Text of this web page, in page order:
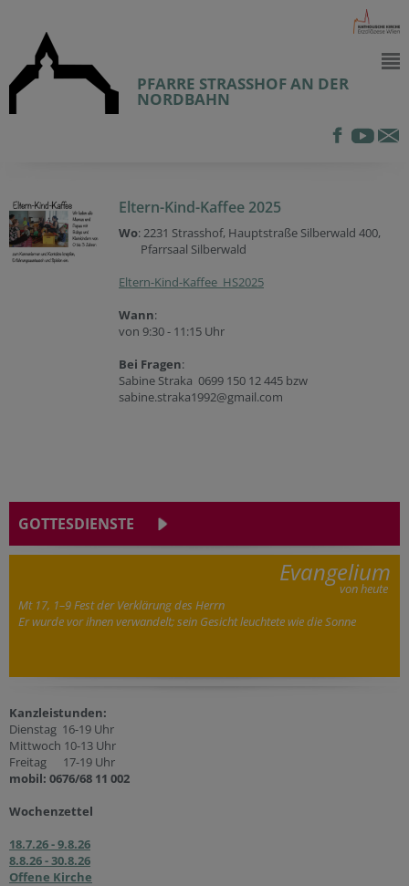
PFARRE STRASSHOF AN DER
NORDBAHN
Eltern-Kind-Kaffee 2025
Wo: 2231 Strasshof, Hauptstraße Silberwald 400,
Pfarrsaal Silberwald
Eltern-Kind-Kaffee_HS2025
Wann:
von 9:30 - 11:15 Uhr
Bei Fragen:
Sabine Straka 0699 150 12 445 bzw
sabine.straka1992@gmail.com
GOTTESDIENSTE
Evangelium
von heute
Mt 17, 1–9 Fest der Verklärung des Herrn
Er wurde vor ihnen verwandelt; sein Gesicht leuchtete wie die Sonne
Kanzleistunden:
Dienstag 16-19 Uhr
Mittwoch 10-13 Uhr
Freitag 17-19 Uhr
mobil: 0676/68 11 002
Wochenzettel
18.7.26 - 9.8.26
8.8.26 - 30.8.26
Offene Kirche